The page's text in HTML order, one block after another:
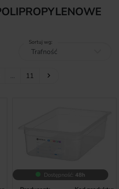
Sortuj wg:
… 11 Następny

Dostępność: 48h